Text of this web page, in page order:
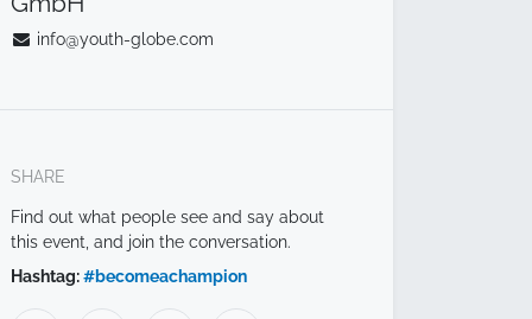
info@youth-globe.com
SHARE
Find out what people see and say about
this event, and join the conversation.
Hashtag:#becomeachampion